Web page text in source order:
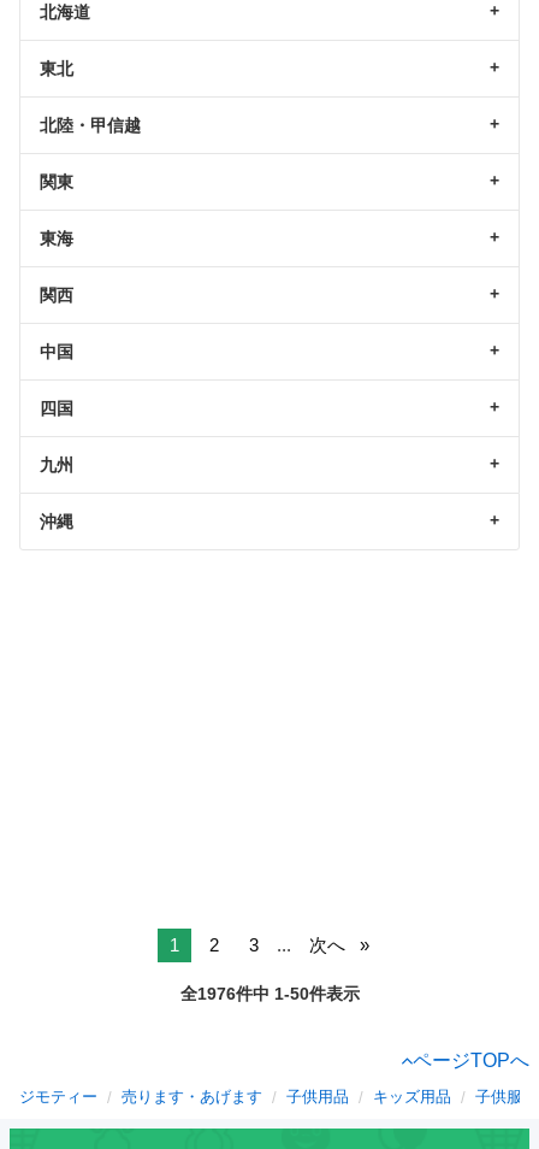
北海道
東北
北陸・甲信越
関東
東海
関西
中国
四国
九州
沖縄
1 2 3 ... 次へ
全1976件中 1-50件表示
ページTOPへ
ジモティー 売ります・あげます 子供用品 キッズ用品 子供服